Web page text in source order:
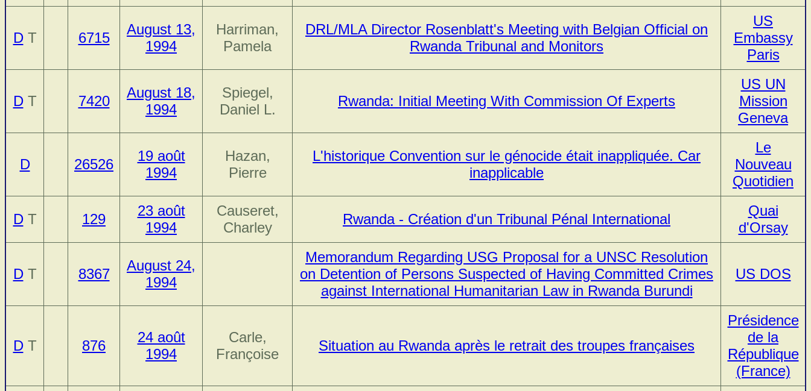
DT 6715
August 13,
1994
Harriman,
Pamela
DRL/MLA Director Rosenblatt's Meeting with Belgian Official on
Rwanda Tribunal and Monitors
US
Embassy
Paris
DT 7420
August 18,
1994
Spiegel,
Daniel L.
Rwanda: Initial Meeting With Commission Of Experts
US UN
Mission
Geneva
D 26526
19 août
1994
Hazan,
Pierre
L'historique Convention sur le génocide était inappliquée. Car
inapplicable
Le
Nouveau
Quotidien
DT 129
23 août
1994
Causeret,
Charley
Rwanda - Création d'un Tribunal Pénal International
Quai
d'Orsay
DT 8367
August 24,
1994
Memorandum Regarding USG Proposal for a UNSC Resolution
on Detention of Persons Suspected of Having Committed Crimes
against International Humanitarian Law in Rwanda Burundi
US DOS
DT 876
24 août
1994
Carle,
Françoise
Situation au Rwanda après le retrait des troupes françaises
Présidence
de la
République
(France)